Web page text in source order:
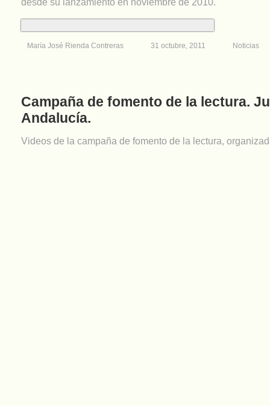
María José Rienda Contreras 31 octubre, 2011 Noticias
Campaña de fomento de la lectura.
Andalucía.
Videos de la campaña de fomento de la lectura,